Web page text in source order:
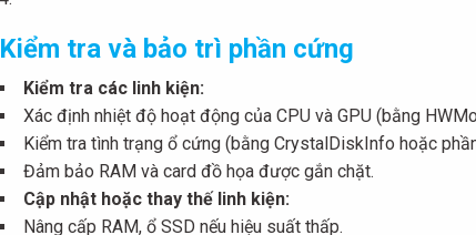
Kiểm tra và bảo trì phần cứng
Kiểm tra các linh kiện:
Xác định nhiệt độ hoạt động của CPU và GPU (bằng
Kiểm tra tình trạng ổ cứng (bằng CrystalDiskInfo hoặc
Đảm bảo RAM và card đồ họa được gắn chặt.
Cập nhật hoặc thay thế linh kiện:
Nâng cấp RAM, ổ SSD nếu hiệu suất thấp.